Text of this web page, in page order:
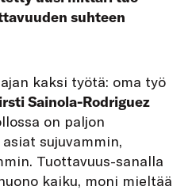
suhteen
kaksi työtä: oma työ
Sainola-Rodriguez
on paljon
sujuvammin,
Tuottavuus-sanalla
kaiku, moni mieltää